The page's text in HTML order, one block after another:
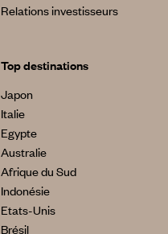
Relations investisseurs
Top destinations
Japon
Italie
Egypte
Australie
Afrique du Sud
Indonésie
Etats-Unis
Brésil